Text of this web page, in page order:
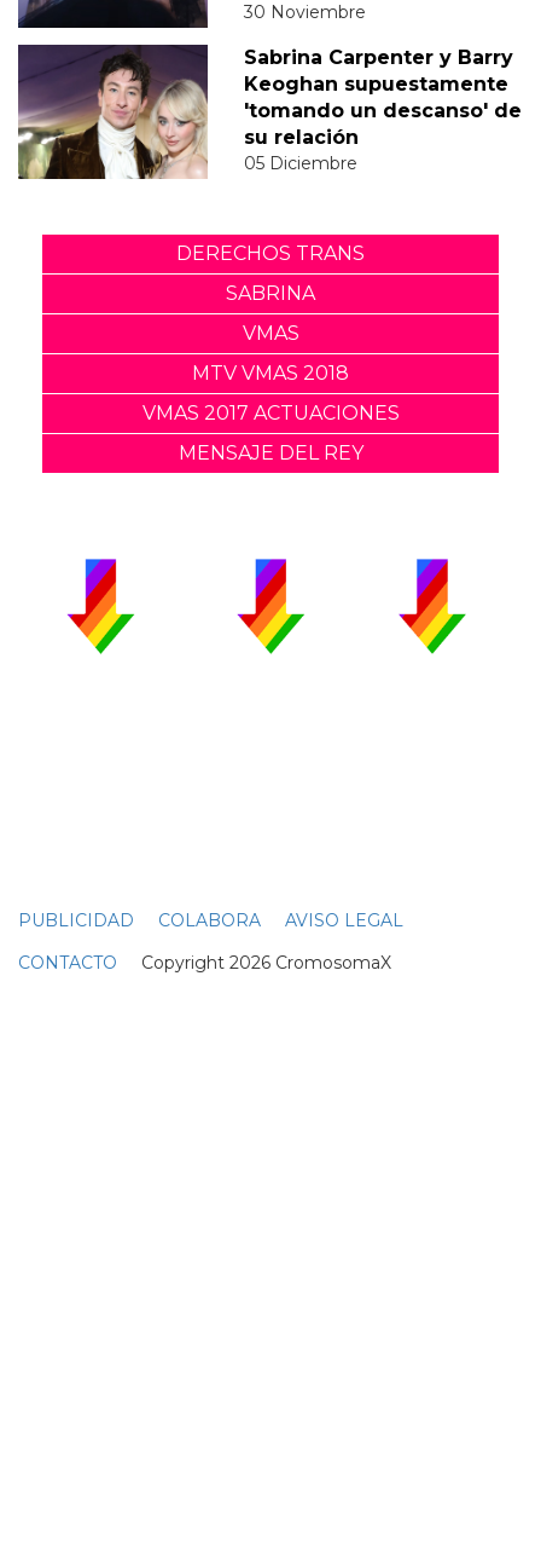
30 Noviembre
Sabrina Carpenter y Barry
Keoghan supuestamente
'tomando un descanso' de
su relación
05 Diciembre
DERECHOS TRANS
SABRINA
VMAS
MTV VMAS 2018
VMAS 2017 ACTUACIONES
MENSAJE DEL REY
PUBLICIDAD COLABORA
AVISO LEGAL
CONTACTO Copyright 2026 CromosomaX